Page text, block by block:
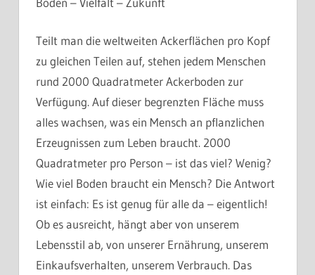
Teilt man die weltweiten Ackerflächen pro Kopf
zu gleichen Teilen auf, stehen jedem Menschen
rund 2000 Quadratmeter Ackerboden zur
Verfügung. Auf dieser begrenzten Fläche muss
alles wachsen, was ein Mensch an pflanzlichen
Erzeugnissen zum Leben braucht. 2000
Quadratmeter pro Person – ist das viel? Wenig?
Wie viel Boden braucht ein Mensch? Die Antwort
ist einfach: Es ist genug für alle da – eigentlich!
Ob es ausreicht, hängt aber von unserem
Lebensstil ab, von unserer Ernährung, unserem
Einkaufsverhalten, unserem Verbrauch. Das